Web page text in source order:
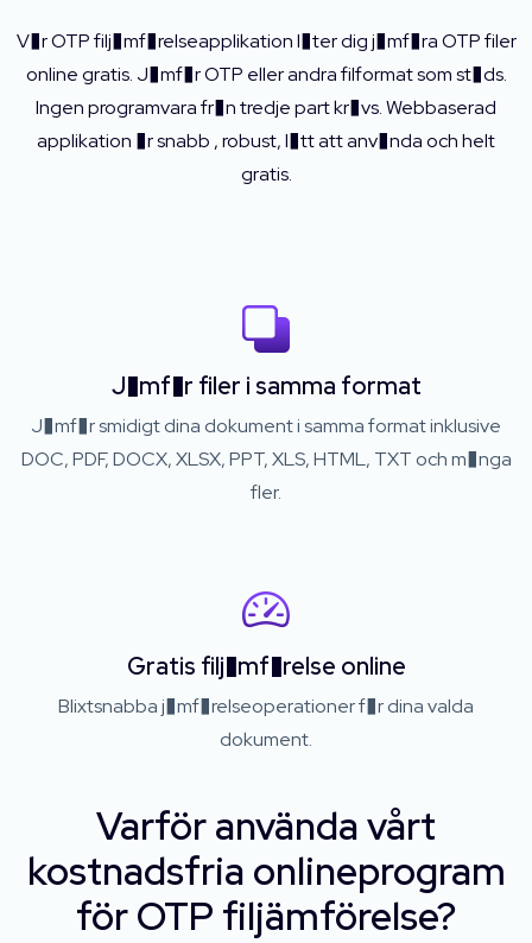
V�r OTP filj�mf�relseapplikation l�ter dig j�mf�ra OTP filer
online gratis. J�mf�r OTP eller andra filformat som st�ds.
Ingen programvara fr�n tredje part kr�vs. Webbaserad
applikation �r snabb , robust, l�tt att anv�nda och helt
gratis.
J�mf�r filer i samma format
J�mf�r smidigt dina dokument i samma format inklusive
DOC, PDF, DOCX, XLSX, PPT, XLS, HTML, TXT och m�nga
fler.
Gratis filj�mf�relse online
Blixtsnabba j�mf�relseoperationer f�r dina valda
dokument.
Varför använda vårt
kostnadsfria onlineprogram
för OTP filjämförelse?